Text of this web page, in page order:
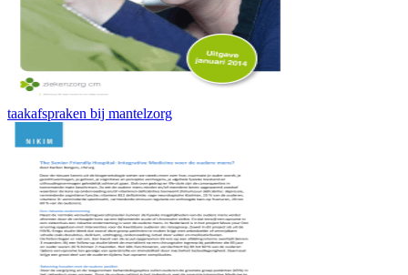
taakafspraken bij mantelzorg